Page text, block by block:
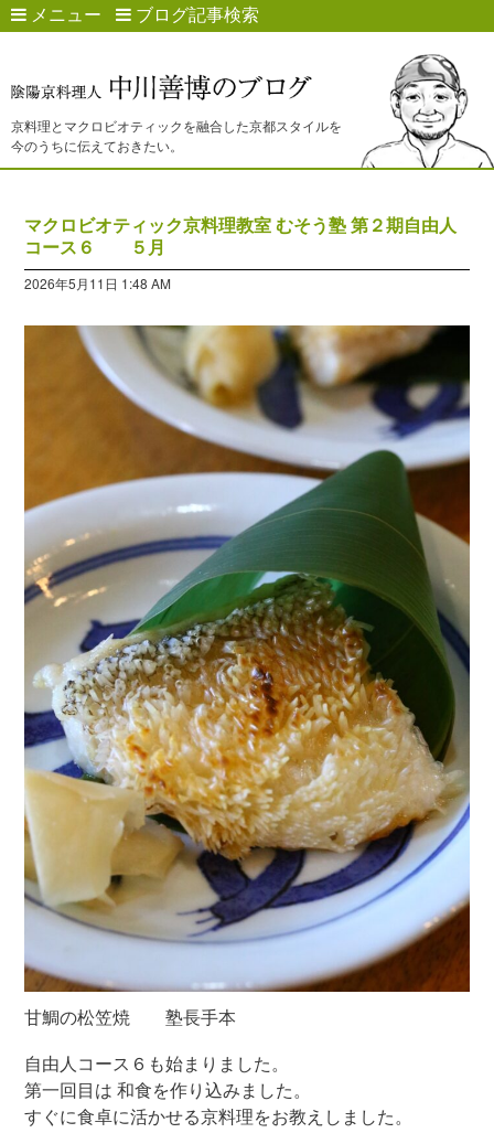
メニュー ブログ記事検索
京料理とマクロビオティックを融合した京都スタイルを
今のうちに伝えておきたい。
マクロビオティック京料理教室 むそう塾 第２期自由人
コース６ ５月
2026年5月11日 1:48 AM
甘鯛の松笠焼 塾長手本
自由人コース６も始まりました。
第一回目は 和食を作り込みました。
すぐに食卓に活かせる京料理をお教えしました。